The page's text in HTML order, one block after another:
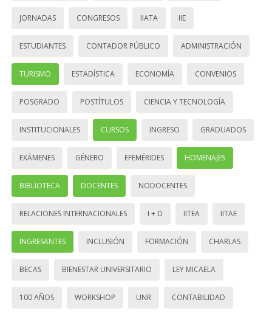
JORNADAS CONGRESOS IIATA IIE
ESTUDIANTES CONTADOR PÚBLICO ADMINISTRACIÓN
TURISMO ESTADÍSTICA ECONOMÍA CONVENIOS
POSGRADO POSTÍTULOS CIENCIA Y TECNOLOGÍA
INSTITUCIONALES CURSOS INGRESO GRADUADOS
EXÁMENES GÉNERO EFEMÉRIDES HOMENAJES
BIBLIOTECA DOCENTES NODOCENTES
RELACIONES INTERNACIONALES I + D IITEA IITAE
INGRESANTES INCLUSIÓN FORMACIÓN CHARLAS
BECAS BIENESTAR UNIVERSITARIO LEY MICAELA
100 AÑOS WORKSHOP UNR CONTABILIDAD